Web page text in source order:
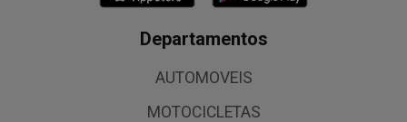
Departamentos
AUTOMOVEIS
MOTOCICLETAS